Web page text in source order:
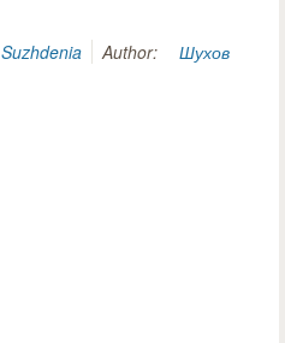
Suzhdenia Author:
Шухов